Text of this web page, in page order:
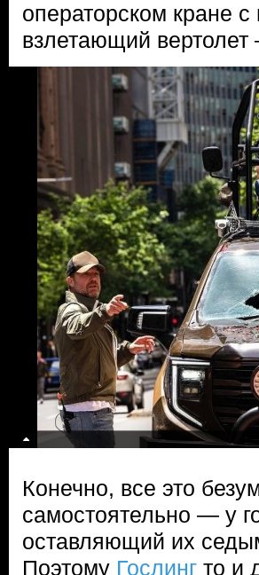
операторском кране
взлетающий
Конечно, все это
самостоятельно — у
оставляющий их
Поэтому Гослинг то и